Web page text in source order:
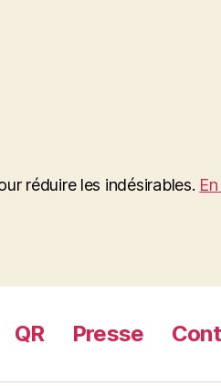
réduire les indésirables.
QR Presse